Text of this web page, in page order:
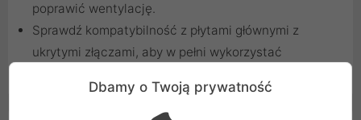
poprawić wentylację.
Sprawdź kompatybilność z płytami głównymi z
ukrytymi złączami, aby w pełni wykorzystać
Dbamy o Twoją prywatność